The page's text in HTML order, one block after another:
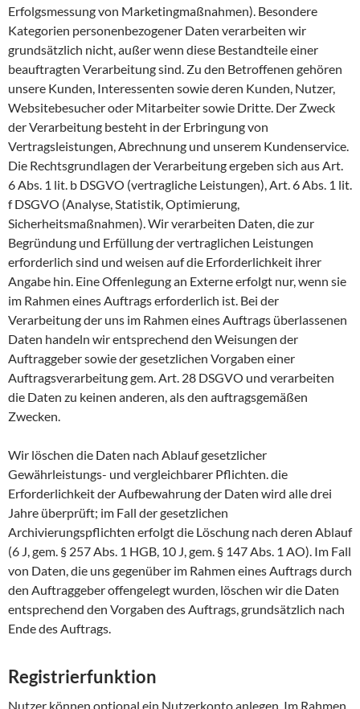
Erfolgsmessung von Marketingmaßnahmen). Besondere
Kategorien personenbezogener Daten verarbeiten wir
grundsätzlich nicht, außer wenn diese Bestandteile einer
beauftragten Verarbeitung sind. Zu den Betroffenen gehören
unsere Kunden, Interessenten sowie deren Kunden, Nutzer,
Websitebesucher oder Mitarbeiter sowie Dritte. Der Zweck
der Verarbeitung besteht in der Erbringung von
Vertragsleistungen, Abrechnung und unserem Kundenservice.
Die Rechtsgrundlagen der Verarbeitung ergeben sich aus Art.
6 Abs. 1 lit. b DSGVO (vertragliche Leistungen), Art. 6 Abs. 1 lit.
f DSGVO (Analyse, Statistik, Optimierung,
Sicherheitsmaßnahmen). Wir verarbeiten Daten, die zur
Begründung und Erfüllung der vertraglichen Leistungen
erforderlich sind und weisen auf die Erforderlichkeit ihrer
Angabe hin. Eine Offenlegung an Externe erfolgt nur, wenn sie
im Rahmen eines Auftrags erforderlich ist. Bei der
Verarbeitung der uns im Rahmen eines Auftrags überlassenen
Daten handeln wir entsprechend den Weisungen der
Auftraggeber sowie der gesetzlichen Vorgaben einer
Auftragsverarbeitung gem. Art. 28 DSGVO und verarbeiten
die Daten zu keinen anderen, als den auftragsgemäßen
Zwecken.
Wir löschen die Daten nach Ablauf gesetzlicher
Gewährleistungs- und vergleichbarer Pflichten. die
Erforderlichkeit der Aufbewahrung der Daten wird alle drei
Jahre überprüft; im Fall der gesetzlichen
Archivierungspflichten erfolgt die Löschung nach deren Ablauf
(6 J, gem. § 257 Abs. 1 HGB, 10 J, gem. § 147 Abs. 1 AO). Im Fall
von Daten, die uns gegenüber im Rahmen eines Auftrags durch
den Auftraggeber offengelegt wurden, löschen wir die Daten
entsprechend den Vorgaben des Auftrags, grundsätzlich nach
Ende des Auftrags.
Registrierfunktion
Nutzer können optional ein Nutzerkonto anlegen. Im Rahmen